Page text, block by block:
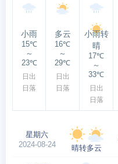
小雨
15℃
～
23℃
日出
日落
多云
16℃
～
29℃
日出
日落
小雨转
晴
17℃
～
33℃
日出
日落
星期六
2024-08-24
晴转多云